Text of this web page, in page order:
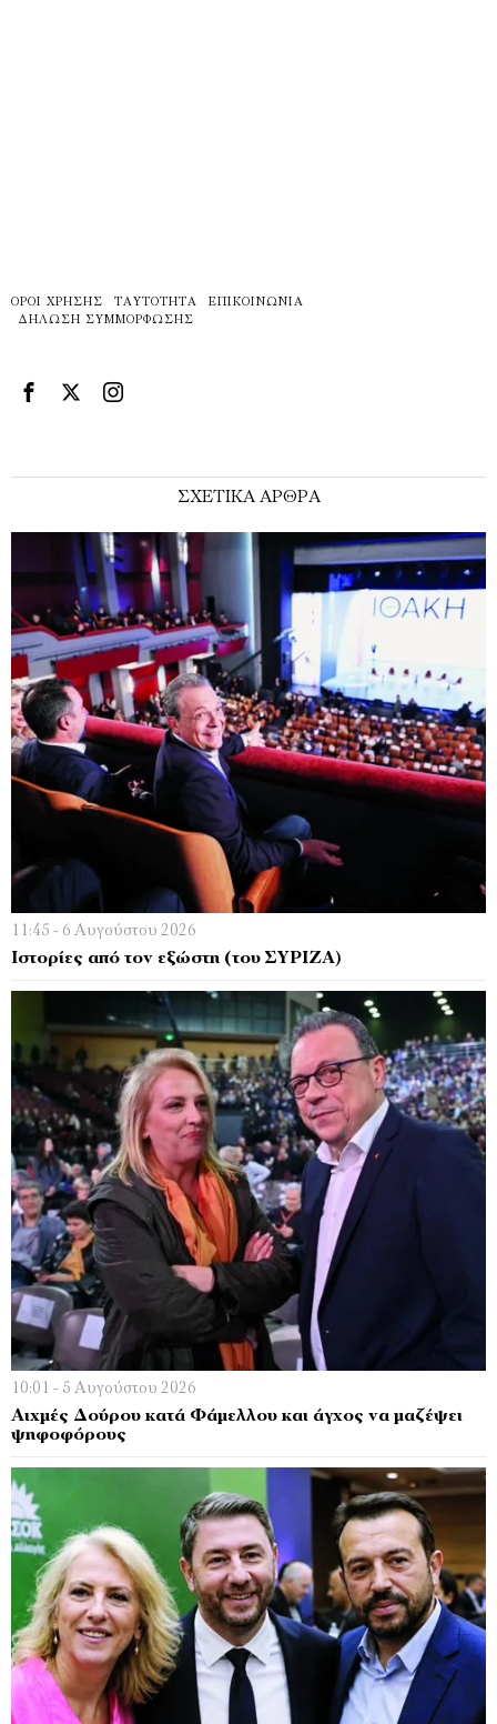
ΌΡΟΙ ΧΡΉΣΗΣ ΤΑΥΤΌΤΗΤΑ
ΕΠΙΚΟΙΝΩΝΊΑ
ΔΉΛΩΣΗ ΣΥΜΜΌΡΦΩΣΗΣ
ΣΧΕΤΙΚΑ ΑΡΘΡΑ
11:45 - 6 Αυγούστου 2026
Ιστορίες από τον εξώστη (του ΣΥΡΙΖΑ)
10:01 - 5 Αυγούστου 2026
Αιχμές Δoύρου κατά Φάμελλου και άγχος να μαζέψει
ψηφοφόρους